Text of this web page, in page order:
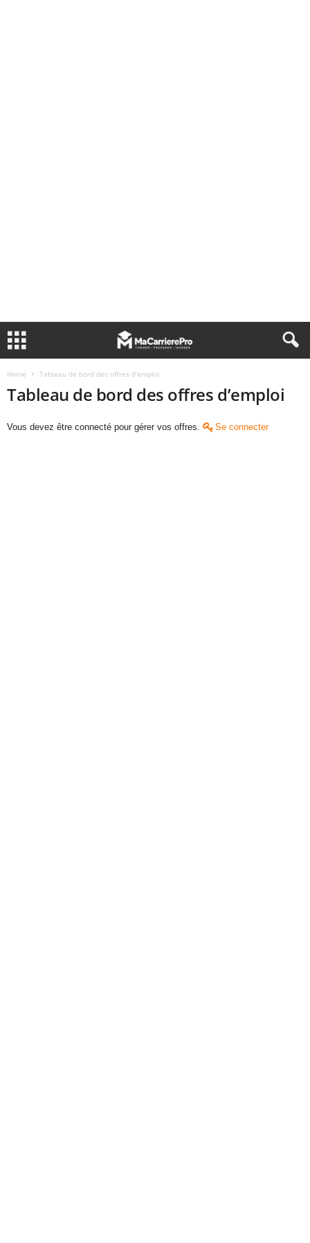
Home Tableau de bord des offres d’emploi
Tableau de bord des offres d’emploi
Vous devez être connecté pour gérer vos offres. Se connecter